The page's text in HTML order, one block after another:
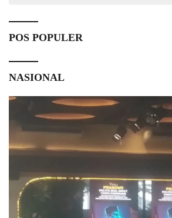
POS POPULER
NASIONAL